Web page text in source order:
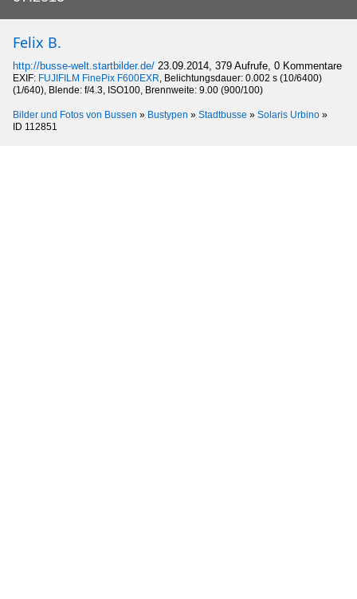
Felix B.
http://busse-welt.startbilder.de/ 23.09.2014, 379 Aufrufe, 0 Kommentare
EXIF: FUJIFILM FinePix F600EXR, Belichtungsdauer: 0.002 s (10/6400)
(1/640), Blende: f/4.3, ISO100, Brennweite: 9.00 (900/100)
Bilder und Fotos von Bussen » Bustypen » Stadtbusse » Solaris Urbino »
ID 112851